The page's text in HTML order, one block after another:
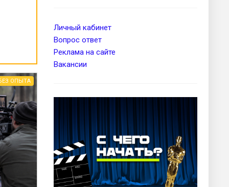
ОПЫТА
Личный кабинет
Вопрос ответ
Реклама на сайте
Вакансии